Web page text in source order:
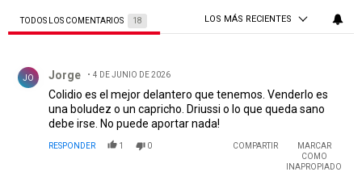
TODOS LOS COMENTARIOS 18 LOS MÁS RECIENTES
JO Jorge 4 DE JUNIO DE 2026
Colidio es el mejor delantero que tenemos. Venderlo es
una boludez o un capricho. Driussi o lo que queda sano
debe irse. No puede aportar nada!
RESPONDER 1 0 COMPARTIR
MARCAR
COMO
INAPROPIADO